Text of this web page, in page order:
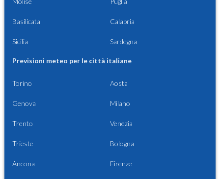
Basilicata Calabria
Sicilia Sardegna
Previsioni meteo per le città italiane
Torino Aosta
Genova Milano
Trento Venezia
Trieste Bologna
Ancona Firenze